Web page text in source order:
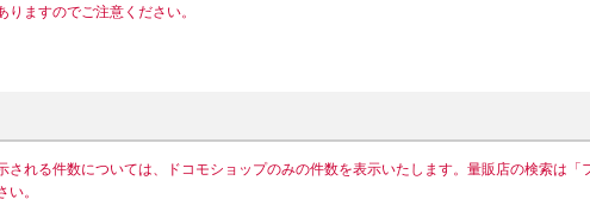
ますのでご注意ください。
される件数については、ドコモショップのみの件数を表示いたします。量販店の検索は「
。